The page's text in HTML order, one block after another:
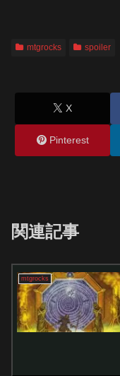
mtgrocks spoiler
X
Pinterest
関連記事
mtgrocks